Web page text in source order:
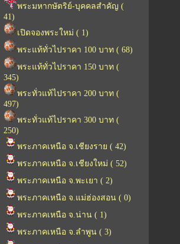
พระมหากษัตริย์-บุคคลสำคัญ (
41)
เปิดจองพระใหม่ ( 1)
พระแท้ทั่วไปราคา 100 บาท ( 68)
พระแท้ทั่วไปราคา 150 บาท (
345)
พระทั่วแท้ไปราคา 200 บาท (
497)
พระทั่วแท้ไปราคา 300 บาท (
250)
พระภาคเหนือ จ.เชียงราย ( 42)
พระภาคเหนือ จ.เชียงใหม่ ( 52)
พระภาคเหนือ จ.พะเยา ( 2)
พระภาคเหนือ จ.แม่ฮ่องสอน ( 0)
พระภาคเหนือ จ.น่าน ( 1)
พระภาคเหนือ จ.ลำพูน ( 3)